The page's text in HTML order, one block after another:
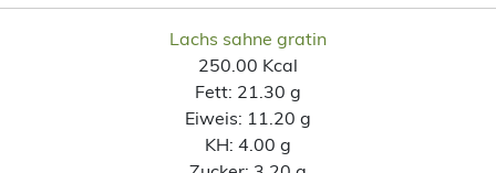
Lachs sahne gratin
250.00 Kcal
Fett: 21.30 g
Eiweis: 11.20 g
KH: 4.00 g